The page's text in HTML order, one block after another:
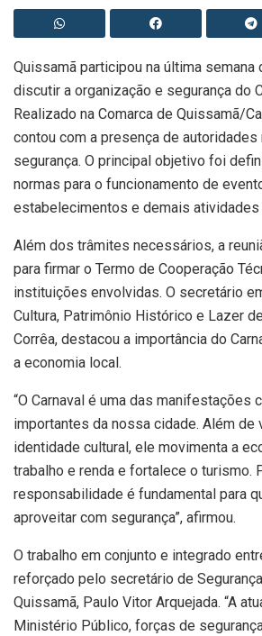
Quissamã participou na última semana
discutir a organização e segurança do
Realizado na Comarca de Quissamã/
contou com a presença de
segurança. O principal objetivo foi
normas para o funcionamento de
estabelecimentos e demais atividades
Além dos trâmites necessários, a
para firmar o Termo de Cooperação
instituições envolvidas. O secretário
Cultura, Patrimônio Histórico e Lazer
Corrêa, destacou a importância do
a economia local.
“O Carnaval é uma das manifestações
importantes da nossa cidade. Além de
identidade cultural, ele movimenta a
trabalho e renda e fortalece o turismo.
responsabilidade é fundamental para
aproveitar com segurança”, afirmou.
O trabalho em conjunto e integrado
reforçado pelo secretário de
Quissamã, Paulo Vitor Arquejada. “A
Ministério Público, forças de